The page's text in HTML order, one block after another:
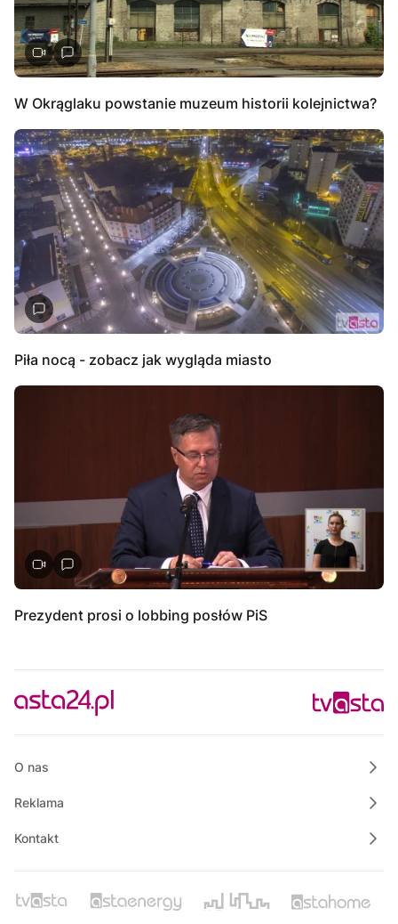
W Okrąglaku powstanie muzeum historii kolejnictwa?
Piła nocą - zobacz jak wygląda miasto
Prezydent prosi o lobbing posłów PiS
O nas
Reklama
Kontakt